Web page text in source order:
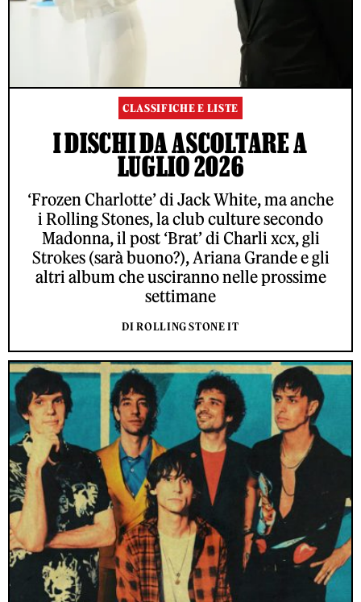
CLASSIFICHE E LISTE
I DISCHI DA ASCOLTARE A
LUGLIO 2026
‘Frozen Charlotte’ di Jack White, ma anche
i Rolling Stones, la club culture secondo
Madonna, il post ‘Brat’ di Charli xcx, gli
Strokes (sarà buono?), Ariana Grande e gli
altri album che usciranno nelle prossime
settimane
DI ROLLING STONE IT